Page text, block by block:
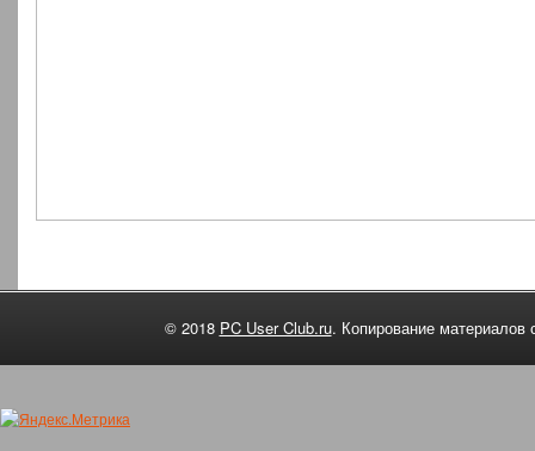
© 2018 PC User Club.ru. Копирование материалов